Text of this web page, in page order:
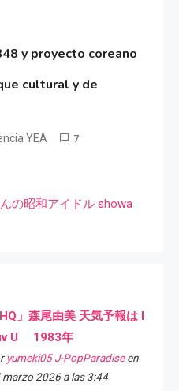
y proyecto coreano
cultural y de
YEA 7
の昭和アイドル showa
HQ」森尾由美 天気予報は I
U 1983年
yumeki05 J-PopParadiseen
marzo 2026 a las 3:44